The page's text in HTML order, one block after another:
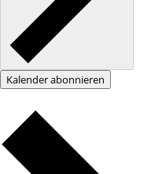
Kalender abonnieren